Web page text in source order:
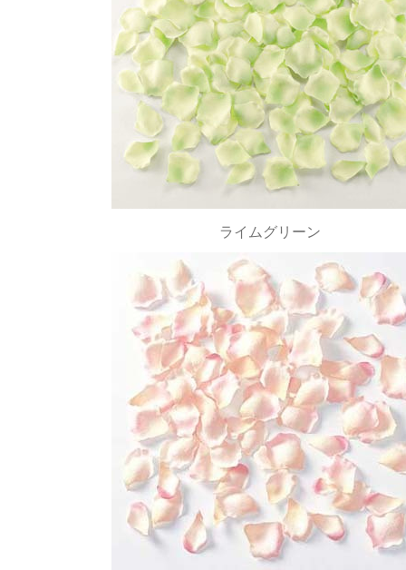
ライムグリーン